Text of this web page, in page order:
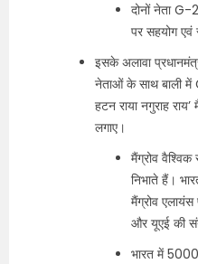
दोनों नेता G-
पर सहयोग
इसके अलावा
नेताओं के साथ बाली
हटन राया नगुराह
लगाए।
मैंग्रोव वैश्विक
निभाते हैं।
मैंग्रोव
और यूएई की
भारत में 5000